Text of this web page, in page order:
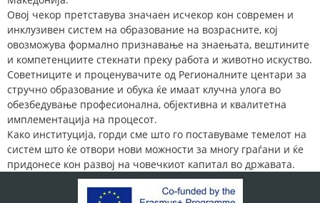
Овој чекор претставува значаен исчекор кон современ и
инклузивен систем на образование на возрасните, кој
овозможува формално признавање на знаењата, вештините
и компетенциите стекнати преку работа и животно искуство.
Советниците и проценувачите од Регионалните центари за
стручно образование и обука ќе имаат клучна улога во
обезбедување професионална, објективна и квалитетна
имплементација на процесот.
Како институција, горди сме што го поставуваме темелот на
систем што ќе отвори нови можности за многу граѓани и ќе
придонесе кон развој на човечкиот капитал во државата.